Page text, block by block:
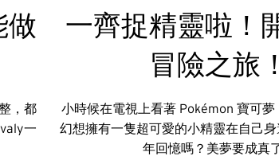
做
，都
一
一齊捉精靈啦！
冒險之旅！
小時候在電視上看著 Pokémon 寶可夢
幻想擁有一隻超可愛的小精靈在自己
年回憶嗎？美夢要成真